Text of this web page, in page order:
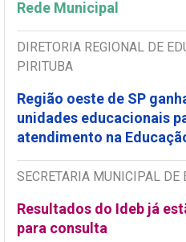
Rede Municipal
DIRETORIA REGIONAL DE
PIRITUBA
Região oeste de SP
unidades educacionais
atendimento na
SECRETARIA MUNICIPAL DE
Resultados do Ideb já
para consulta